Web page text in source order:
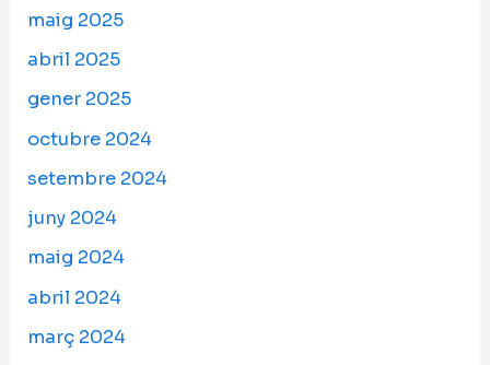
maig 2025
abril 2025
gener 2025
octubre 2024
setembre 2024
juny 2024
maig 2024
abril 2024
març 2024